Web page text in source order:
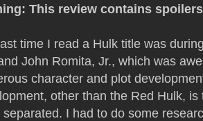
This review contains spoilers
time I read a Hulk title was
John Romita, Jr., which was
character and plot
other than the Red Hulk,
separated. I had to do some